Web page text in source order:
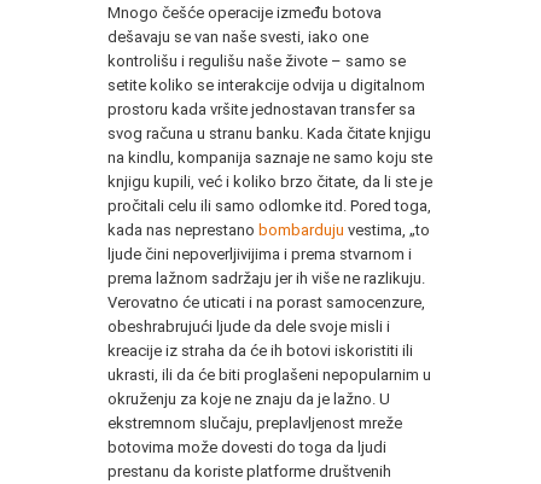
Mnogo češće operacije između botova
dešavaju se van naše svesti, iako one
kontrolišu i regulišu naše živote – samo se
setite koliko se interakcije odvija u digitalnom
prostoru kada vršite jednostavan transfer sa
svog računa u stranu banku. Kada čitate knjigu
na kindlu, kompanija saznaje ne samo koju ste
knjigu kupili, već i koliko brzo čitate, da li ste je
pročitali celu ili samo odlomke itd. Pored toga,
kada nas neprestano bombarduju vestima, „to
ljude čini nepoverljivijima i prema stvarnom i
prema lažnom sadržaju jer ih više ne razlikuju.
Verovatno će uticati i na porast samocenzure,
obeshrabrujući ljude da dele svoje misli i
kreacije iz straha da će ih botovi iskoristiti ili
ukrasti, ili da će biti proglašeni nepopularnim u
okruženju za koje ne znaju da je lažno. U
ekstremnom slučaju, preplavljenost mreže
botovima može dovesti do toga da ljudi
prestanu da koriste platforme društvenih